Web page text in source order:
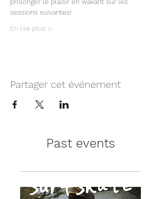
sessions suivantes!
En lire plus >
Partager cet événement
Past events